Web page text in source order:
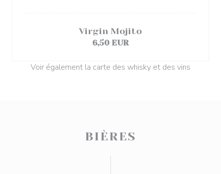
Virgin Mojito
6,50 EUR
Voir également la carte des whisky et des vins
BIÈRES